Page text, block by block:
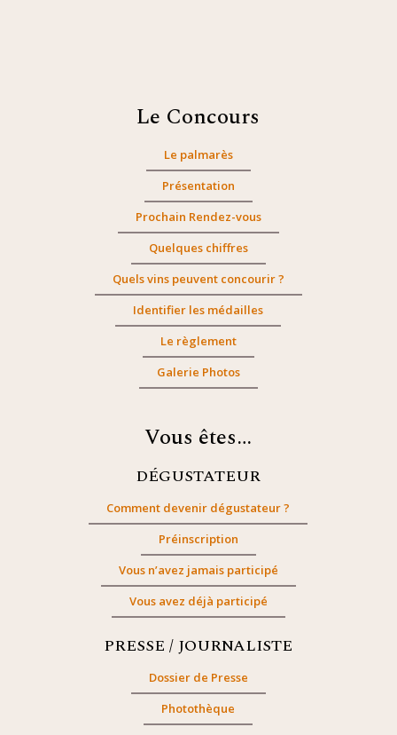
Le Concours
Le palmarès
Présentation
Prochain Rendez-vous
Quelques chiffres
Quels vins peuvent concourir ?
Identifier les médailles
Le règlement
Galerie Photos
Vous êtes…
DÉGUSTATEUR
Comment devenir dégustateur ?
Préinscription
Vous n’avez jamais participé
Vous avez déjà participé
PRESSE / JOURNALISTE
Dossier de Presse
Photothèque